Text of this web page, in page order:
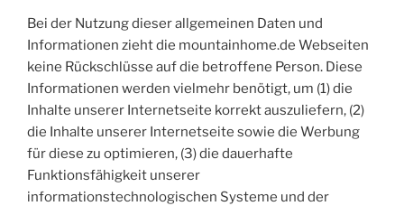
Bei der Nutzung dieser allgemeinen Daten und
Informationen zieht die mountainhome.de Webseiten
keine Rückschlüsse auf die betroffene Person. Diese
Informationen werden vielmehr benötigt, um (1) die
Inhalte unserer Internetseite korrekt auszuliefern, (2)
die Inhalte unserer Internetseite sowie die Werbung
für diese zu optimieren, (3) die dauerhafte
Funktionsfähigkeit unserer
informationstechnologischen Systeme und der